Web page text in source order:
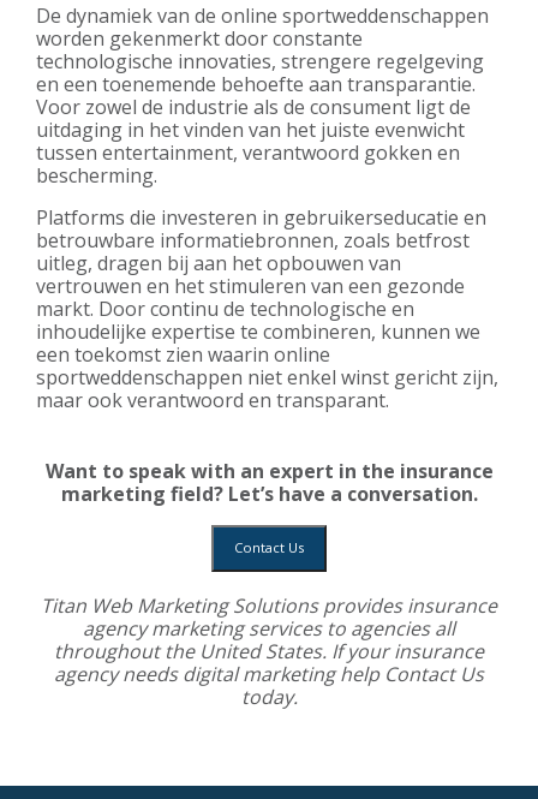
De dynamiek van de online sportweddenschappen
worden gekenmerkt door constante
technologische innovaties, strengere regelgeving
en een toenemende behoefte aan transparantie.
Voor zowel de industrie als de consument ligt de
uitdaging in het vinden van het juiste evenwicht
tussen entertainment, verantwoord gokken en
bescherming.
Platforms die investeren in gebruikerseducatie en
betrouwbare informatiebronnen, zoals betfrost
uitleg, dragen bij aan het opbouwen van
vertrouwen en het stimuleren van een gezonde
markt. Door continu de technologische en
inhoudelijke expertise te combineren, kunnen we
een toekomst zien waarin online
sportweddenschappen niet enkel winst gericht zijn,
maar ook verantwoord en transparant.
Want to speak with an expert in the insurance
marketing field? Let’s have a conversation.
Contact Us
Titan Web Marketing Solutions providesinsurance
agency marketing servicesto agencies all
throughout the United States. If your insurance
agency needs digital marketing help Contact Us
today.